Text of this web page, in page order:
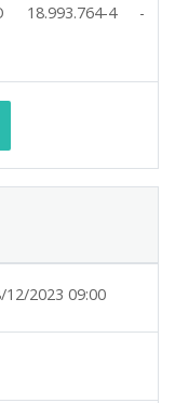
18.993.764-4 -
12/2023 09:00